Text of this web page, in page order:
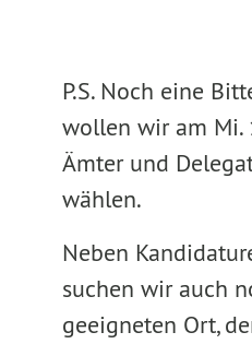
P.S. Noch eine
wollen wir am Mi.
Ämter und
wählen.
Neben
suchen wir auch
geeigneten Ort,